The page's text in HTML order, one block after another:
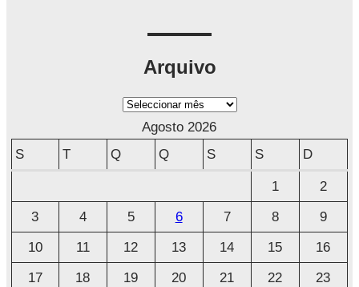
Arquivo
A
v
o
Agosto 2026
S
T Q Q S S D
1
2
3
4 5 6 7 8
9
10
11 12 13 14 15
16
17
18 19 20 21 22
23